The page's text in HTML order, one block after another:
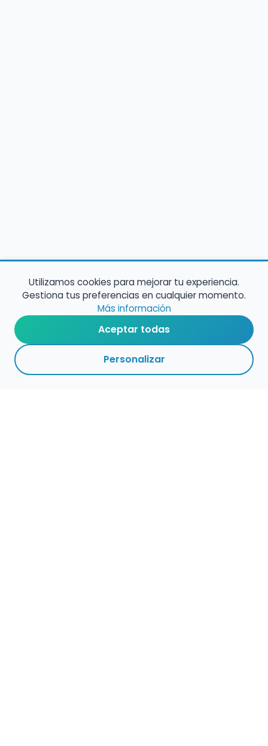
Utilizamos cookies para mejorar tu experiencia.
Gestiona tus preferencias en cualquier momento.
Más información
Aceptar todas
Personalizar